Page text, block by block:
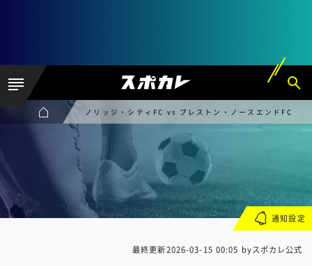
ノリッジ・シティFC vs プレストン・ノースエンドFC
最終更新2026-03-15 00:05 byスポカレ公式
通知設定